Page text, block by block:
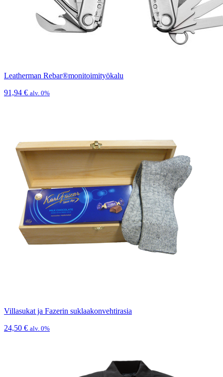
Leatherman Rebar®monitoimityökalu
91,94 € alv. 0%
Villasukat ja Fazerin suklaakonvehtirasia
24,50 € alv. 0%